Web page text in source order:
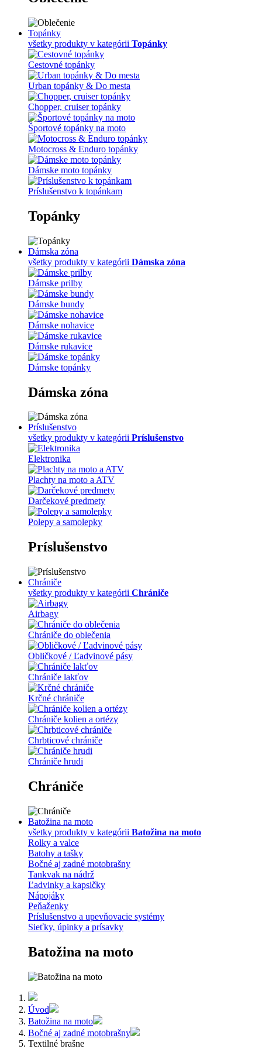
Topánky
všetky produkty v kategórii Topánky
Cestovné topánky
Urban topánky & Do mesta
Chopper, cruiser topánky
Športové topánky na moto
Motocross & Enduro topánky
Dámske moto topánky
Príslušenstvo k topánkam
Topánky
Dámska zóna
všetky produkty v kategórii Dámska zóna
Dámske prilby
Dámske bundy
Dámske nohavice
Dámske rukavice
Dámske topánky
Dámska zóna
Príslušenstvo
všetky produkty v kategórii Príslušenstvo
Elektronika
Plachty na moto a ATV
Darčekové predmety
Polepy a samolepky
Príslušenstvo
Chrániče
všetky produkty v kategórii Chrániče
Airbagy
Chrániče do oblečenia
Obličkové / Ľadvinové pásy
Chrániče lakťov
Krčné chrániče
Chrániče kolien a ortézy
Chrbticové chrániče
Chrániče hrudi
Chrániče
Batožina na moto
všetky produkty v kategórii Batožina na moto
Rolky a valce
Batohy a tašky
Bočné aj zadné motobrašny
Tankvak na nádrž
Ľadvinky a kapsičky
Nápojáky
Peňaženky
Príslušenstvo a upevňovacie systémy
Sieťky, úpinky a prísavky
Batožina na moto
Úvod
Batožina na moto
Bočné aj zadné motobrašny
Textilné brašne